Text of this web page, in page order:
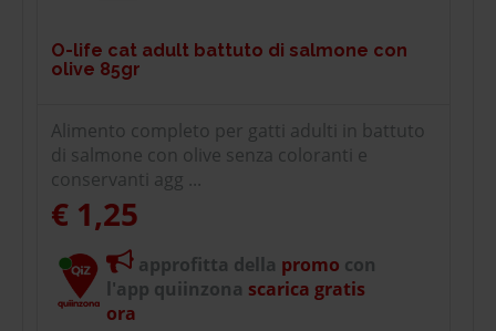
O-life cat adult battuto di salmone con
olive 85gr
Alimento completo per gatti adulti in battuto
di salmone con olive senza coloranti e
conservanti agg ...
€ 1,25
approfitta della promo con
l'app quiinzona scarica gratis
ora